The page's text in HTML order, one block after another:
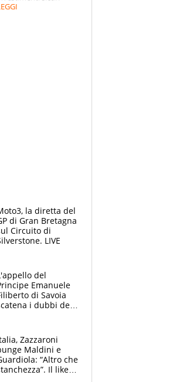
la diretta del
di Gran Bretagna
Circuito di
LIVE
del
Emanuele
di Savoia
i dubbi dei
Zazzaroni
Maldini e
“Altro che
Il like